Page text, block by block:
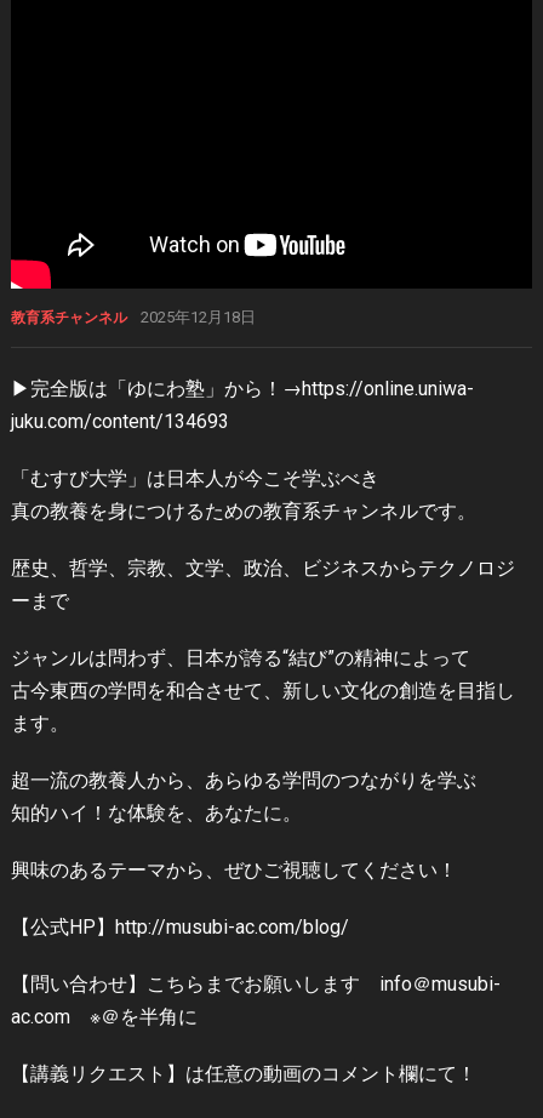
教育系チャンネル 2025年12月18日
▶︎完全版は「ゆにわ塾」から！→https://online.uniwa-
juku.com/content/134693
「むすび大学」は日本人が今こそ学ぶべき
真の教養を身につけるための教育系チャンネルです。
歴史、哲学、宗教、文学、政治、ビジネスからテクノロジ
ーまで
ジャンルは問わず、日本が誇る“結び”の精神によって
古今東西の学問を和合させて、新しい文化の創造を目指し
ます。
超一流の教養人から、あらゆる学問のつながりを学ぶ
知的ハイ！な体験を、あなたに。
興味のあるテーマから、ぜひご視聴してください！
【公式HP】http://musubi-ac.com/blog/
【問い合わせ】こちらまでお願いします info＠musubi-
ac.com ※＠を半角に
【講義リクエスト】は任意の動画のコメント欄にて！